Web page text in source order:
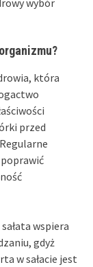
która
przed
sałata wspiera
gdyż
w sałacie jest